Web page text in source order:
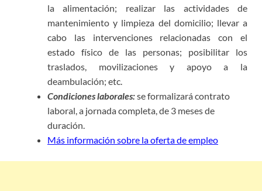
la alimentación; realizar las actividades de
mantenimiento y limpieza del domicilio; llevar a
cabo las intervenciones relacionadas con el
estado físico de las personas; posibilitar los
traslados, movilizaciones y apoyo a la
deambulación; etc.
Condiciones laborales:se formalizará contrato
laboral, a jornada completa, de 3 meses de
duración.
Más información sobre la oferta de empleo